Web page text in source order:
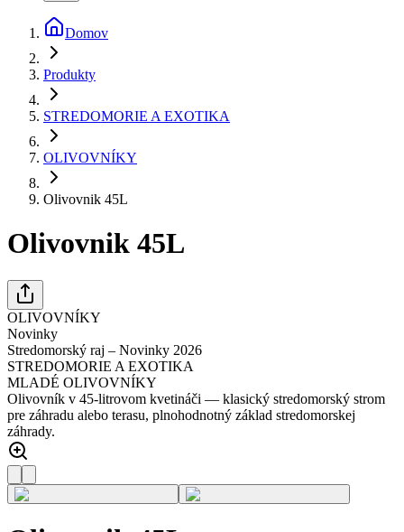
Domov
Produkty
STREDOMORIE A EXOTIKA
OLIVOVNÍKY
Olivovnik 45L
Olivovnik 45L
OLIVOVNÍKY
Novinky
Stredomorský raj – Novinky 2026
STREDOMORIE A EXOTIKA
MLADÉ OLIVOVNÍKY
Olivovník v 45-litrovom kvetináči — klasický stredomorský strom
pre záhradu alebo terasu, plnohodnotný základ stredomorskej
záhrady.